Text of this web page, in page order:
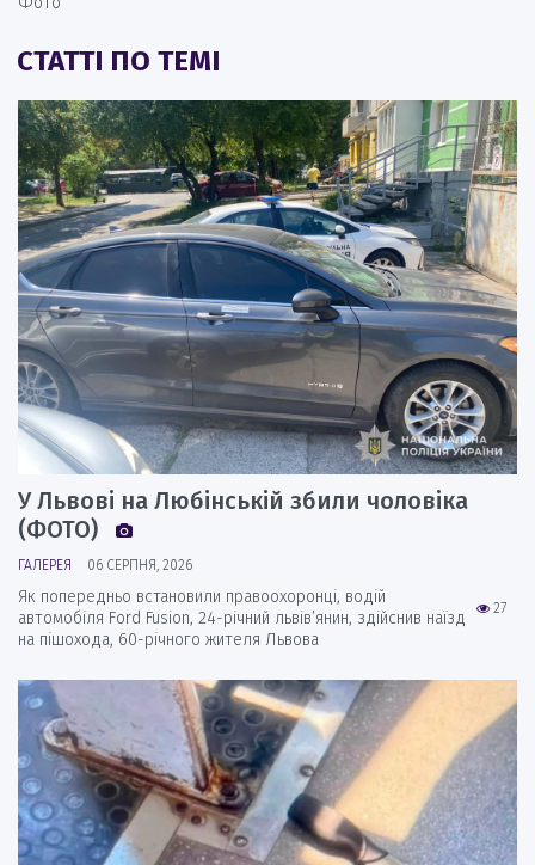
СТАТТІ ПО ТЕМІ
У Львові на Любінській збили чоловіка
(ФОТО)
ГАЛЕРЕЯ 06 СЕРПНЯ, 2026
27
Як попередньо встановили правоохоронці, водій
автомобіля Ford Fusion, 24-річний львів’янин, здійснив наїзд
на пішохода, 60-річного жителя Львова